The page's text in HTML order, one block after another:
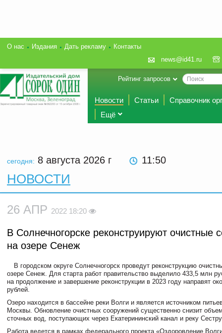
О нас Издания Дать рекламу
Контакты
news@id41.ru
Рейтинг запросов
Новости Статьи
Справочник
Ещё
сегодня: 8 августа 2026 г 11:50
НОВОСТИ
26 АПР 2022 18:20
В Солнечногорске реконструируют очистные
на озеpе Сенеж
В городском округе Солнечногорск проведут реконструкцию
озере Сенеж. Для старта работ правительство выделило 433,5 млн
на продолжение и завершение реконструкции в 2023 году направят
рублей.
Озеро находится в бассейне реки Волги и является источником
Москвы. Обновление очистных сооружений существенно снизит
сточных вод, поступающих через Екатерининский канал и реку
Работа ведется в рамках федерального проекта «Оздоровление